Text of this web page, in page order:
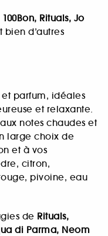
100Bon, Rituals, Jo
bien d’autres
parfum, idéales
et relaxante.
notes chaudes et
large choix de
et à vos
citron,
pivoine, eau
de Rituals,
di Parma, Neom